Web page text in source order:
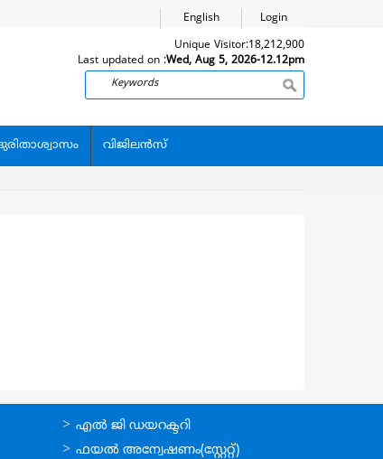
Login
English
Unique Visitor:18,212,900
Last updated on :Wed, Aug 5, 2026-12.12pm
Search
വിജിലന്‍സ്
ഉപയോഗപ്രദമായ
കണ്ണികള്‍
എല്‍ ജി ഡയറക്ടറി
ഫയല്‍ അന്വേഷണം(സ്റ്റേറ്റ്)